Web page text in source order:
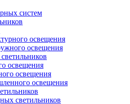
систем
освещения
освещения
освещения
освещения
освещения
светильников